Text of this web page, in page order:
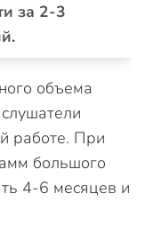
за 2-3
объема
работе. При
большого
4-6 месяцев и